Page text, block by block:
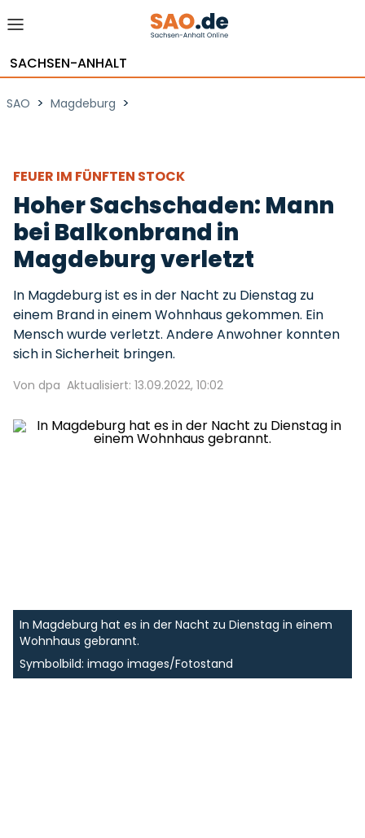
SACHSEN-ANHALT
SAO > Magdeburg >
FEUER IM FÜNFTEN STOCK
Hoher Sachschaden: Mann
bei Balkonbrand in
Magdeburg verletzt
In Magdeburg ist es in der Nacht zu Dienstag zu
einem Brand in einem Wohnhaus gekommen. Ein
Mensch wurde verletzt. Andere Anwohner konnten
sich in Sicherheit bringen.
Von dpa Aktualisiert: 13.09.2022, 10:02
In Magdeburg hat es in der Nacht zu Dienstag in einem
Wohnhaus gebrannt.
Symbolbild: imago images/Fotostand